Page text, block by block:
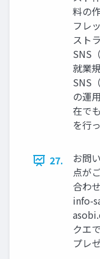
料の
フレ
スト
SNS
就業
SNS
の運
在で
を⾏
27.
お問
点が
合わ
info-
クエ
プレ